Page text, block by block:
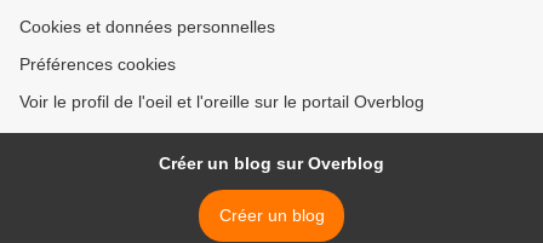
Cookies et données personnelles
Préférences cookies
Voir le profil de l'oeil et l'oreille sur le portail Overblog
Créer un blog sur Overblog
Créer un blog